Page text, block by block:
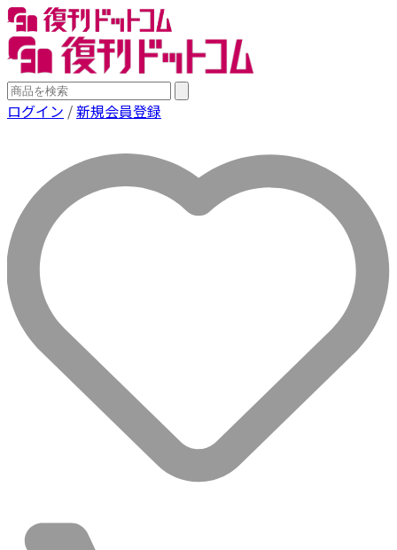
ログイン /新規会員登録